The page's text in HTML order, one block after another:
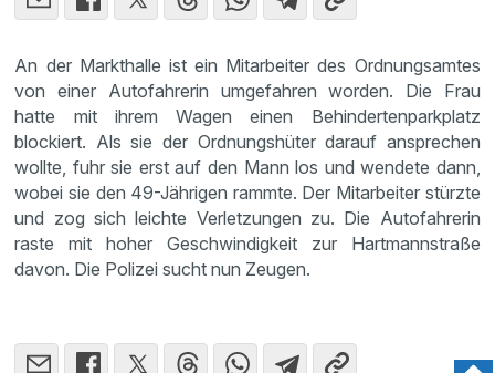
An der Markthalle ist ein Mitarbeiter des Ordnungsamtes
von einer Autofahrerin umgefahren worden. Die Frau
hatte mit ihrem Wagen einen Behindertenparkplatz
blockiert. Als sie der Ordnungshüter darauf ansprechen
wollte, fuhr sie erst auf den Mann los und wendete dann,
wobei sie den 49-Jährigen rammte. Der Mitarbeiter stürzte
und zog sich leichte Verletzungen zu. Die Autofahrerin
raste mit hoher Geschwindigkeit zur Hartmannstraße
davon. Die Polizei sucht nun Zeugen.